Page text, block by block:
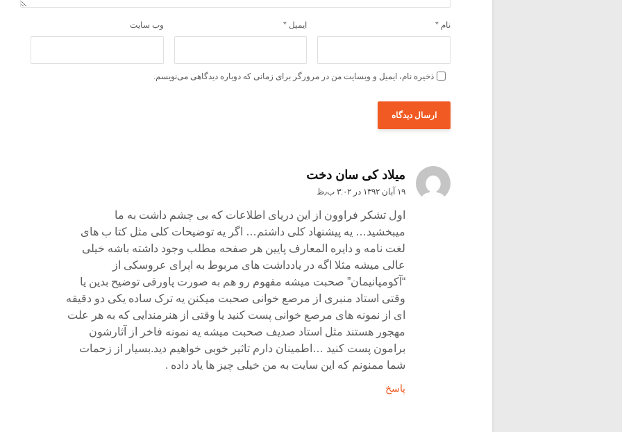
نام * ایمیل * وب‌ سایت
ذخیره نام، ایمیل و وبسایت من در مرورگر برای زمانی که دوباره دیدگاهی می‌نویسم.
میلاد کی سان دخت
۱۹ آبان ۱۳۹۲ در ۳:۰۲ ب٫ظ
اول تشکر فراوون از این دریای اطلاعات که بی چشم داشت به ما
میبخشید… یه پیشنهاد کلی داشتم… اگر یه توضیحات کلی مثل کتا ب های
لغت نامه و دایره المعارف پایین هر صفحه مطلب وجود داشته باشه خیلی
عالی میشه مثلا اگه در یادداشت های مربوط به اپرای عروسکی از
“آکومپانیمان” صحبت میشه مفهوم رو هم به صورت پاورقی توضیح بدین یا
وقتی استاد منبری از مرصع خوانی صحبت میکنن یه ترک ساده یکی دو دقیقه
ای از نمونه های مرصع خوانی پست کنید یا وقتی از هنرمندایی که به هر علت
مهجور هستند مثل استاد صدیف صحبت میشه یه نمونه فاخر از آثارشون
برامون پست کنید …اطمینان دارم تاثیر خوبی خواهیم دید.بسیار از زحمات
شما ممنونم که این سایت به من خیلی چیز ها یاد داده .
پاسخ